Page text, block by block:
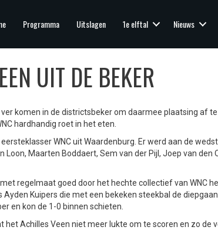
Programma Uitslagen 1e elftal Nieuws
UIT DE BEKER
komen in de districtsbeker om daarmee plaatsing af
hardhandig roet in het eten.
WNC uit Waardenburg. Er werd aan de
Maarten Boddaert, Sem van der Pijl, Joep van den
regelmaat goed door het hechte collectief van WNC
Kuipers die met een bekeken steekbal de
en kon de 1-0 binnen schieten.
Achilles Veen niet meer lukte om te scoren en zo de